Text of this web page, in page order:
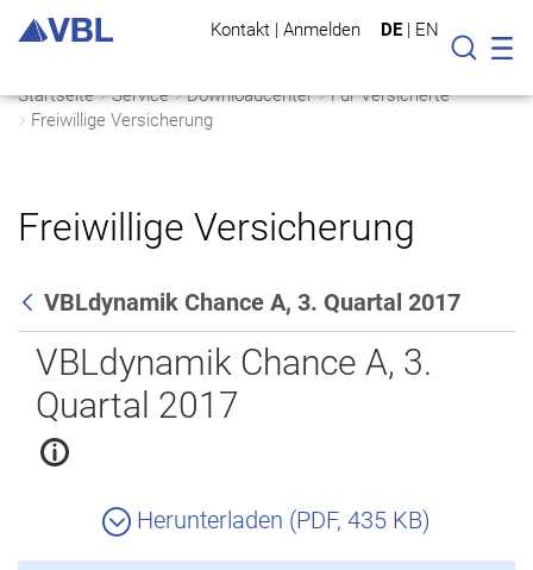
Kontakt | Anmelden DE | EN
Suche
Startseite Service Downloadcenter
Für Versicherte
Freiwillige Versicherung
Freiwillige Versicherung
Zurück
VBLdynamik Chance A, 3. Quartal 2017
VBLdynamik Chance A, 3.
Quartal 2017
Herunterladen (PDF, 435 KB)